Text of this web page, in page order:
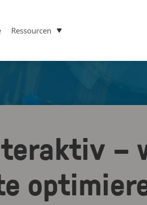
Ressourcen
–